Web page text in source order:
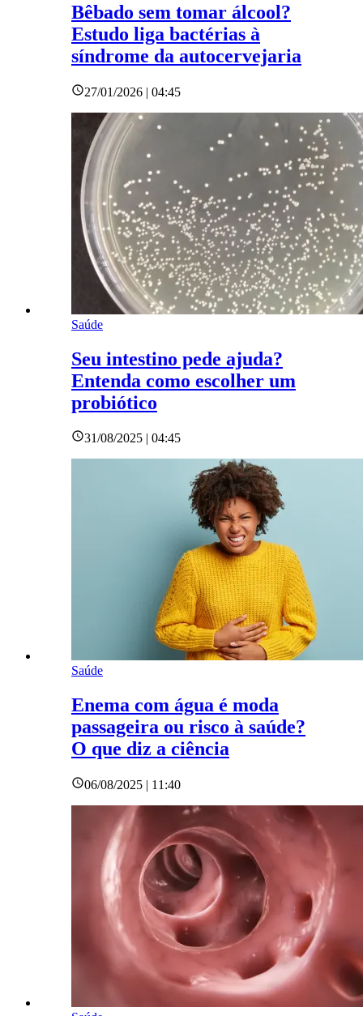
Bêbado sem tomar álcool?
Estudo liga bactérias à
síndrome da autocervejaria
27/01/2026 | 04:45
Saúde
Seu intestino pede ajuda?
Entenda como escolher um
probiótico
31/08/2025 | 04:45
Saúde
Enema com água é moda
passageira ou risco à saúde?
O que diz a ciência
06/08/2025 | 11:40